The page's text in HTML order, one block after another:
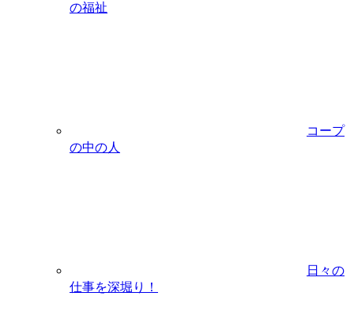
の福祉
コープ
の中の人
日々の
仕事を深堀り！